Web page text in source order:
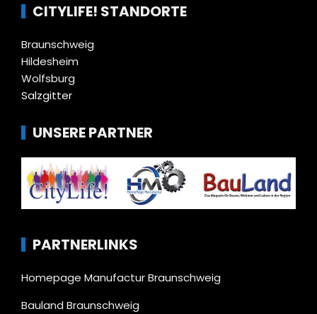
CITYLIFE! STANDORTE
Braunschweig
Hildesheim
Wolfsburg
Salzgitter
UNSERE PARTNER
PARTNERLINKS
Homepage Manufactur Braunschweig
Bauland Braunschweig